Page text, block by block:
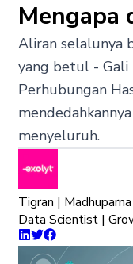
Mengapa
Aliran selalunya
yang betul - Gali
Perhubungan
menyeluruh.
Tigran | Madhuparna
Data Scientist |